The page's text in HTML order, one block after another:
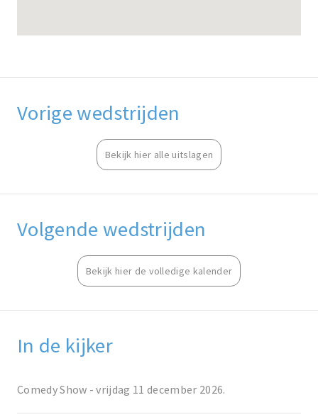
Vorige wedstrijden
Bekijk hier alle uitslagen
Volgende wedstrijden
Bekijk hier de volledige kalender
In de kijker
Comedy Show - vrijdag 11 december 2026.